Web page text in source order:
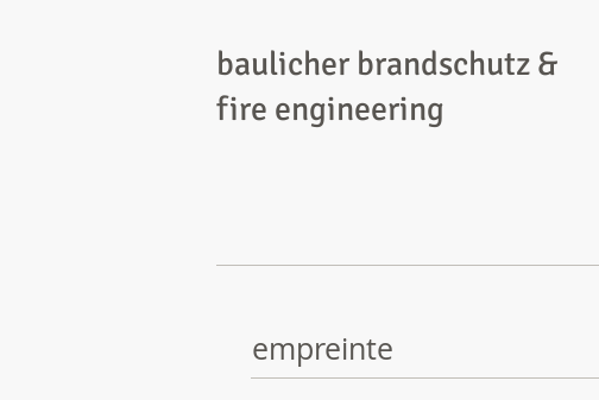
baulicher brandschutz &
fire engineering
empreinte